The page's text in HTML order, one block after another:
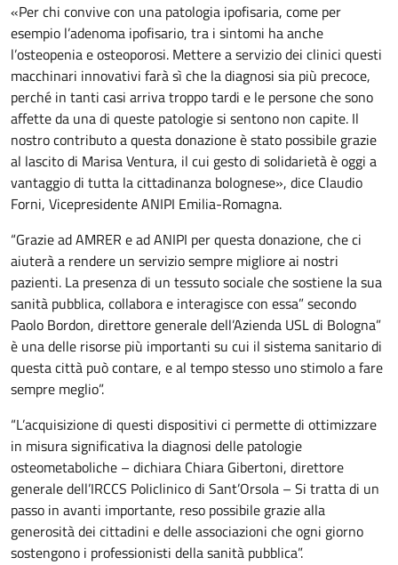
«Per chi convive con una patologia ipofisaria, come per
esempio l’adenoma ipofisario, tra i sintomi ha anche
l’osteopenia e osteoporosi. Mettere a servizio dei clinici questi
macchinari innovativi farà sì che la diagnosi sia più precoce,
perché in tanti casi arriva troppo tardi e le persone che sono
affette da una di queste patologie si sentono non capite. Il
nostro contributo a questa donazione è stato possibile grazie
al lascito di Marisa Ventura, il cui gesto di solidarietà è oggi a
vantaggio di tutta la cittadinanza bolognese», dice Claudio
Forni, Vicepresidente ANIPI Emilia-Romagna.
“Grazie ad AMRER e ad ANIPI per questa donazione, che ci
aiuterà a rendere un servizio sempre migliore ai nostri
pazienti. La presenza di un tessuto sociale che sostiene la sua
sanità pubblica, collabora e interagisce con essa” secondo
Paolo Bordon, direttore generale dell’Azienda USL di Bologna”
è una delle risorse più importanti su cui il sistema sanitario di
questa città può contare, e al tempo stesso uno stimolo a fare
sempre meglio”.
“L’acquisizione di questi dispositivi ci permette di ottimizzare
in misura significativa la diagnosi delle patologie
osteometaboliche – dichiara Chiara Gibertoni, direttore
generale dell’IRCCS Policlinico di Sant’Orsola – Si tratta di un
passo in avanti importante, reso possibile grazie alla
generosità dei cittadini e delle associazioni che ogni giorno
sostengono i professionisti della sanità pubblica”.